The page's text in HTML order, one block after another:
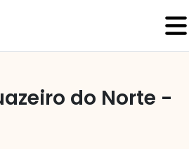
do Norte -